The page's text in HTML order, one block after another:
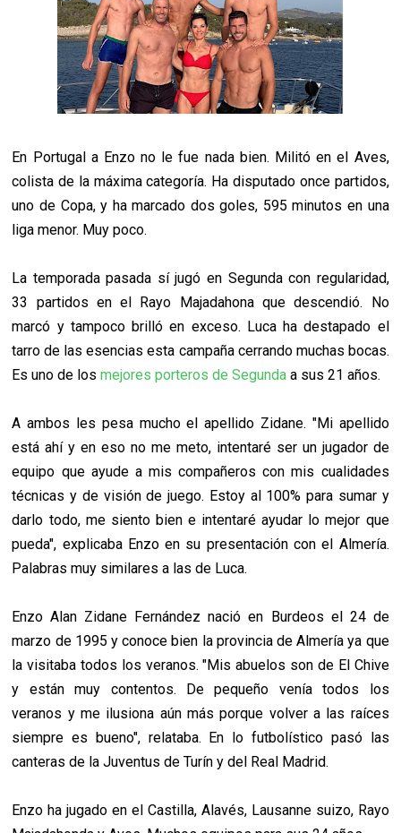
En Portugal a Enzo no le fue nada bien. Militó en el Aves,
colista de la máxima categoría. Ha disputado once partidos,
uno de Copa, y ha marcado dos goles, 595 minutos en una
liga menor. Muy poco.
La temporada pasada sí jugó en Segunda con regularidad,
33 partidos en el Rayo Majadahona que descendió. No
marcó y tampoco brilló en exceso. Luca ha destapado el
tarro de las esencias esta campaña cerrando muchas bocas.
Es uno de losmejores porteros de Segunda a sus 21 años.
A ambos les pesa mucho el apellido Zidane. "Mi apellido
está ahí y en eso no me meto, intentaré ser un jugador de
equipo que ayude a mis compañeros con mis cualidades
técnicas y de visión de juego. Estoy al 100% para sumar y
darlo todo, me siento bien e intentaré ayudar lo mejor que
pueda", explicaba Enzo en su presentación con el Almería.
Palabras muy similares a las de Luca.
Enzo Alan Zidane Fernández nació en Burdeos el 24 de
marzo de 1995 y conoce bien la provincia de Almería ya que
la visitaba todos los veranos. "Mis abuelos son de El Chive
y están muy contentos. De pequeño venía todos los
veranos y me ilusiona aún más porque volver a las raíces
siempre es bueno", relataba. En lo futbolístico pasólas
canteras de la Juventus de Turín y del Real Madrid.
Enzo ha jugado en el Castilla, Alavés, Lausanne suizo, Rayo